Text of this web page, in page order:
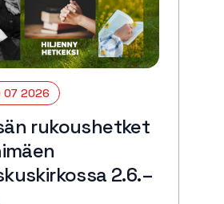
07 2026
rukoushetket
2.6.–